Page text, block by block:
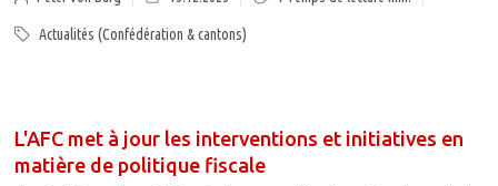
Actualités (Confédération & cantons)
L'AFC met à jour les interventions et initiatives en
matière de politique fiscale